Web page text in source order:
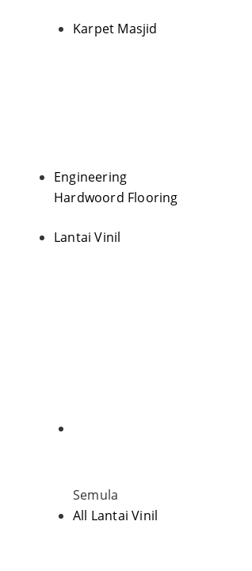
Karpet Masjid
Engineering
Hardwoord Flooring
Lantai Vinil
Semula
All Lantai Vinil